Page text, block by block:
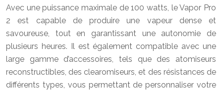
Avec une puissance maximale de 100 watts, le Vapor Pro
2 est capable de produire une vapeur dense et
savoureuse, tout en garantissant une autonomie de
plusieurs heures. Il est également compatible avec une
large gamme d’accessoires, tels que des atomiseurs
reconstructibles, des clearomiseurs, et des résistances de
différents types, vous permettant de personnaliser votre